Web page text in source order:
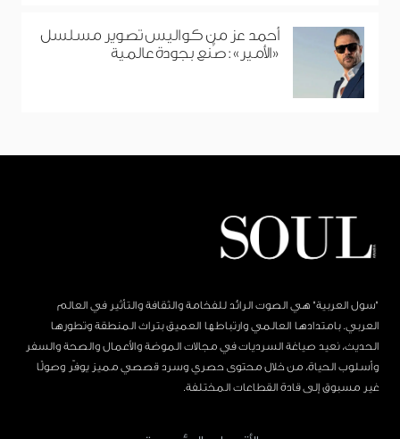
أحمد عز من كواليس تصوير مسلسل
«الأمير»: صُنع بجودة عالمية
"سول العربية" هي الصوت الرائد للفخامة والثقافة والتأثير في العالم
العربي. بامتدادها العالمي وارتباطها العميق بتراث المنطقة وتطورها
الحديث، نعيد صياغة السرديات في مجالات الموضة والأعمال والصحة والسفر
وأسلوب الحياة، من خلال محتوى حصري وسرد قصصي مميز يوفّر وصولًا
غير مسبوق إلى قادة القطاعات المختلفة.